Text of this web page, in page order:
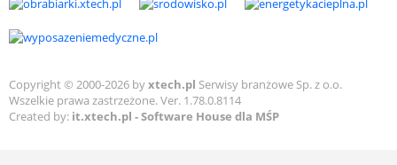
Copyright © 2000-2026 byxtech.pl Serwisy branżowe Sp. z o.o.
Wszelkie prawa zastrzeżone. Ver. 1.78.0.8114
Created by: it.xtech.pl - Software House dla MŚP